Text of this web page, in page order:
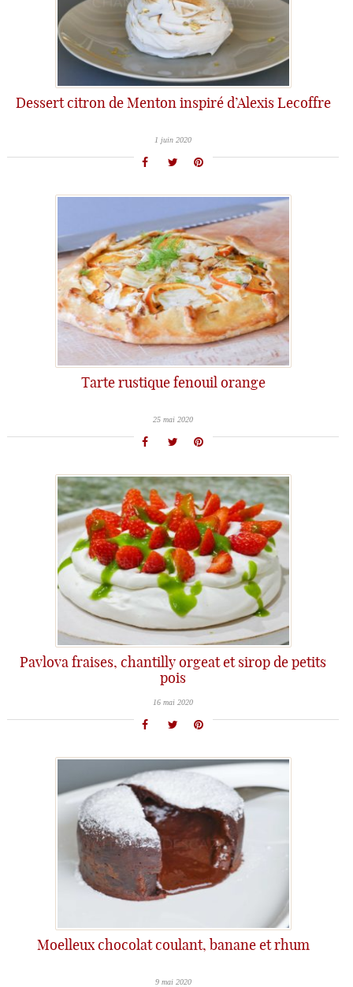
Dessert citron de Menton inspiré d’Alexis Lecoffre
1 juin 2020
Tarte rustique fenouil orange
25 mai 2020
Pavlova fraises, chantilly orgeat et sirop de petits
pois
16 mai 2020
Moelleux chocolat coulant, banane et rhum
9 mai 2020